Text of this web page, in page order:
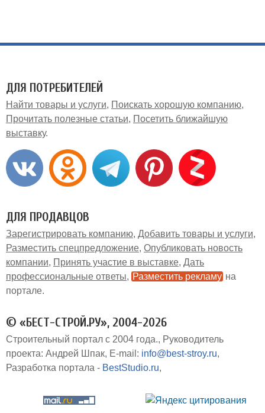
ДЛЯ ПОТРЕБИТЕЛЕЙ
Найти товары и услуги
Поискать хорошую компанию
Прочитать полезные статьи
Посетить ближайшую
выставку
ДЛЯ ПРОДАВЦОВ
Зарегистрировать компанию Добавить товары и услуги
Разместить спецпредложение Опубликовать новость
компании
Принять участие в выставке Дать
профессиональные ответы
Разместить рекламу на
портале
© «БЕСТ-СТРОЙ.РУ», 2004-2026
Строительный портал с 2004 года.
Руководитель
проекта: Андрей Шпак E-mail: info@best-stroy.ru
Разработка портала - BestStudio.ru